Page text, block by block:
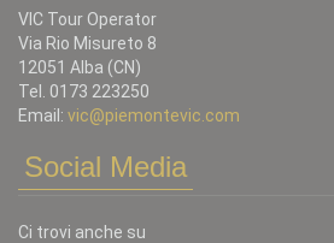
VIC Tour Operator
Via Rio Misureto 8
12051 Alba (CN)
Tel. 0173 223250
Email: vic@piemontevic.com
Social Media
Ci trovi anche su